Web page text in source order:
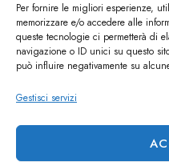
Per fornire le migliori esperienze,
memorizzare e/o accedere alle
queste tecnologie ci permetterà di
navigazione o ID unici su questo
può influire negativamente su
Gestisci servizi
CERTIFICAZIONI